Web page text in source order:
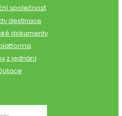
společnost
destinace
dokumenty
z jednání